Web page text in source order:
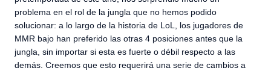
problema en el rol de la jungla que no hemos podido
solucionar: a lo largo de la historia de LoL, los jugadores de
MMR bajo han preferido las otras 4 posiciones antes que la
jungla, sin importar si esta es fuerte o débil respecto a las
demás. Creemos que esto requerirá una serie de cambios a